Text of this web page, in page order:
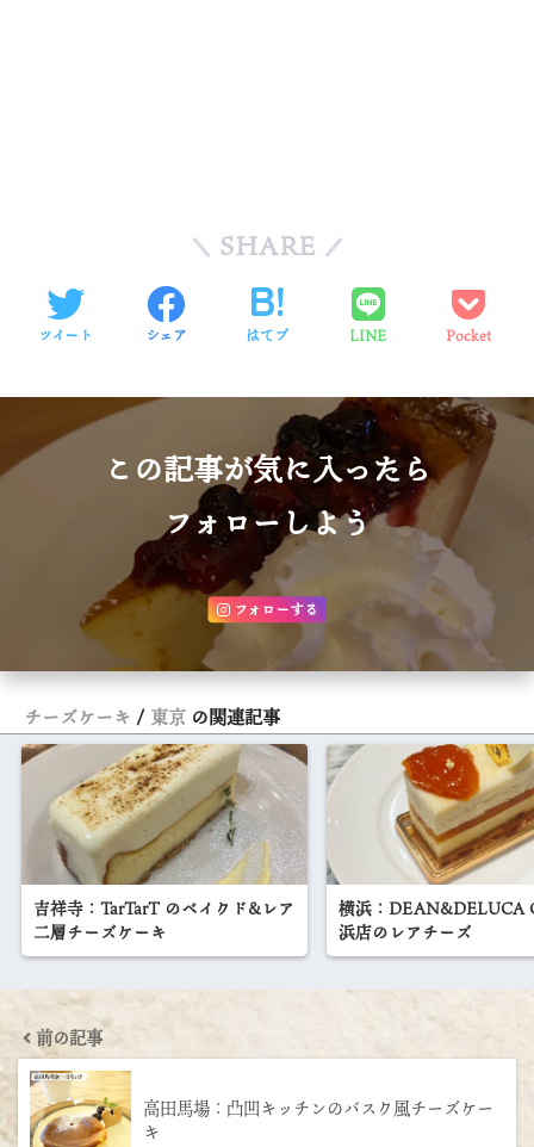
SHARE
ツイート シェア はてブ LINE Pocket
この記事が気に入ったら
フォローしよう
フォローする
チーズケーキ 東京 の関連記事
吉祥寺：TarTarT のベイクド&レア
二層チーズケーキ
横浜：DEAN&DELUCA
浜店のレアチーズ
前の記事
高田馬場：凸凹キッチンのバスク風チーズケー
キ